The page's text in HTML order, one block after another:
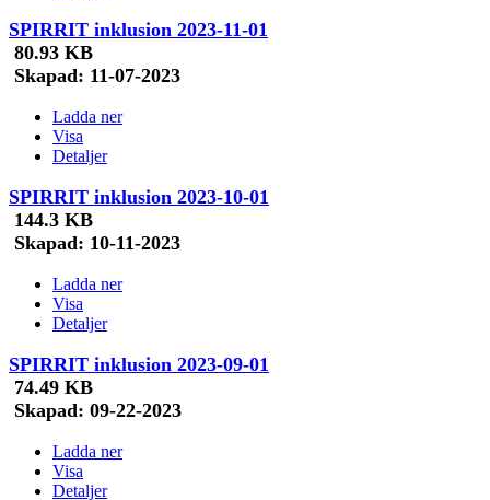
SPIRRIT inklusion 2023-11-01
80.93 KB
Skapad: 11-07-2023
Ladda ner
Visa
Detaljer
SPIRRIT inklusion 2023-10-01
144.3 KB
Skapad: 10-11-2023
Ladda ner
Visa
Detaljer
SPIRRIT inklusion 2023-09-01
74.49 KB
Skapad: 09-22-2023
Ladda ner
Visa
Detaljer